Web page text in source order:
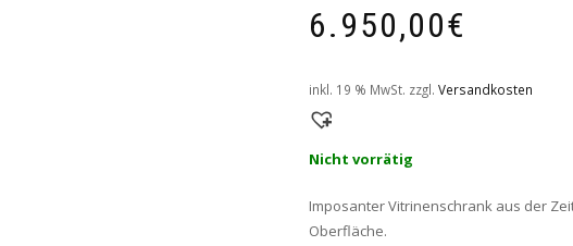
6.950,00€
inkl. 19 % MwSt. zzgl. Versandkosten
Nicht vorrätig
Imposanter Vitrinenschrank aus der
Oberfläche.